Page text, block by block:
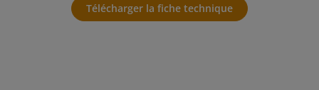
Télécharger la fiche technique